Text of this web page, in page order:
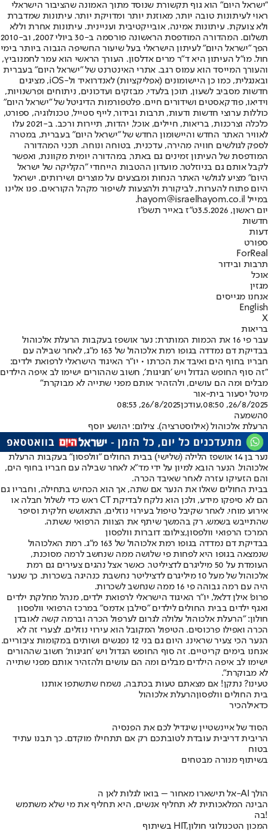
"ישראל היום" הוא גוף תקשורת שנוסד מתוך האמונה שהציבור הישראלי
ראוי לעיתונות טובה יותר, מאוזנת יותר ומדויקת יותר. עיתונות שמדברת
ולא צועקת. עיתונות אמינה, אובייקטיבית ועניינית. עיתונות אחרת וללא
תשלום. המהדורה המודפסת הראשונה פורסמה ב-30 ביולי 2007, וב-2010
הפך "ישראל היום" לעיתון הישראלי בעל שיעור החשיפה הגבוה ביותר בימי
חול. מו"ל העיתון היא ד"ר מרים אדלסון. העורך הראשי הוא עמר לחמנוביץ,
והעורך המייסד הוא עמוס רגב. אתרי האינטרנט של "ישראל היום" בעברית
ובאנגלית, כמו כן היישומונים (אפליקציות) לאנדרואיד ול-iOS, מציגים
חדשות מסביב לשעון, תוכן בלעדי, מבזקים ועדכונים, ניתוחים ופרשנויות,
וידיאו, פודקאסטים ושידורים חיים. פלטפורמות הדיגיטל של "ישראל היום"
כוללות ערוצי חדשות ודעות, תרבות ובידור, לייף סטייל, טכנולוגיה, ספורט,
כלכלה וצרכנות, בריאות, חיילים, אוכל, יהדות, תיירות ורכב. ב-2021 עלו
לאוויר האתר החדש והיישומון החדש של "ישראל היום" בעברית, במטרה
לספק לגולשים חוויה מהירה, עדכנית, בטוחה ונוחה. תכני המהדורה
המודפסת של העיתון זמינים גם באתר, במהדורה יומית מקוונת, ואפשר
לקבל אותם גם בניוזלטר. מועדון ההטבות הייחודי "הקליקה של ישראל
היום" מציע לגולשי האתר הנחות ומבצעים על מוצרים ושירותים. ישראל
היום פתוח להערות, לביקורת ולהצעות לשיפור מקהל הקוראים. פנו אלינו
במייל hayom@israelhayom.co.il.
יום ראשון, 3.5.2026
ט"ז באייר תשפ"ו
חדשות
דעות
ספורט
ForReal
תרבות ובידור
אוכל
מגזין
אנחנו מגייסים
English
X
בריאות
עבר פי 16 את הכמות המותרת: נער אושפז בעקבות הרעלת אלכוהול
בבדיקת דם נמדדה בגופו רמת אלכוהול של 163 מ״ג, לאחר שבילה עם
חבריו בחוף הים ואיבד את הכרתו • יו"ר האיגוד הישראלי לרפואת ילדים:
"זה סוף החופש הגדול ויש ׳חגיגות׳, חשוב שההורים ישימו לב איפה הילדים
מבלים ומה הם עושים, ולהזהיר אותם מפני שתייה לא מבוקרת״
מיטל יסעור בית-אור
26/8/2025, 08:50
,עודכן26/8/2025, 08:53
0השמעה
הרעלת אלכוהול (אילוסטרציה). צילום: יהושע יוסף
נער בן 14 אושפז הלילה (שלישי) בבית החולים "וולפסון" בעקבות הרעלת
אלכוהול. הנער הובא למיון על ידי מד״א לאחר שבילה עם חבריו בחוף הים,
והם הזעיקו עזרה לאחר שאיבד הכרה.
בבית החולים שאלו את הנער אם שתה, אך הוא הכחיש בתחילה, וחבריו גם
הם לא סיפקו מידע, ולכן הוא נלקח לבדיקת CT ראש כדי לשלול חבלה או
אירוע מוחי. לאחר שקיבל טיפול בעירוי נוזלים, התאושש חלקית וסיפר
שהתייבש בשמש. רק בהמשך שיתף את הצוות הרפואי ששתה.
המרכז הרפואי וולפסון,צילום: דוברות וולפסון
בבדיקת דם נמדדה בגופו רמת אלכוהול של 163 מ״ג. ‏רמת האלכוהול
שנמצאה בגופו היא לפחות פי שלושה ממה שנחשב לרמה מסוכנת,
העומדת על 50 מיליגרם לדציליטר. כאשר אצל נהגים צעירים גם רמת
אלכוהול של מעל 10 מיליגרם לדציליטר נחשבת כנהיגה בשכרות. כך שנער
היה עם רמה גבוהה פי 16 ממה שנחשב לשכרות.
פרופ' אילן דלאל, יו"ר האיגוד הישראלי לרפואת ילדים, מנהל מחלקת ילדים
ואגף ילדים בבית החולים לילדים "סילבן אדמס" במרכז הרפואי וולפסון
חולון: ״הרעלת אלכוהול עלולה לגרום לערפול הכרה וברמה קשה לאובדן
הכרה ואפילו פרכוסים. הטיפול המקובל הוא עירוי נוזלים. לצערי זה לא
הנער הכי צעיר שראינו. היום גם בני 12 נפגשים ושותים במקומות ציבוריים.
אנחנו בימים קריטיים. זה סוף החופש הגדול ויש ׳חגיגות׳ חשוב שההורים
ישימו לב איפה הילדים מבלים ומה הם עושים ולהזהיר אותם מפני שתייה
לא מבוקרת״.
טעינו? נתקן! אם מצאתם טעות בכתבה, נשמח שתשתפו אותנו
בית החולים וולפסוןהרעלת אלכוהול
כדאילהכיר
הסוד של איינשטיין שיגדיל לכם את הפנסיה
הריבית דריבית עובדת לטובתכם רק אם תתחילו מוקדם. כך תבנו עתיד
בטוח
בשיתוף מנורה מבטחים
אל תישארו מאחור – בואו לגלות לאן ה-AI הולך
הבינה המלאכותית לא תחליף אנשים, היא תחליף את מי שלא משתמש
בה!
בשיתוף HIT,המכון הטכנולוגי חולון